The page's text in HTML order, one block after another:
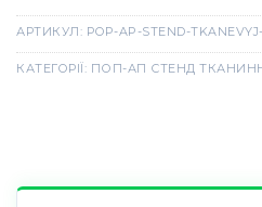
АРТИКУЛ: POP-AP-STEND-
КАТЕГОРІЇ: ПОП-АП СТЕНД